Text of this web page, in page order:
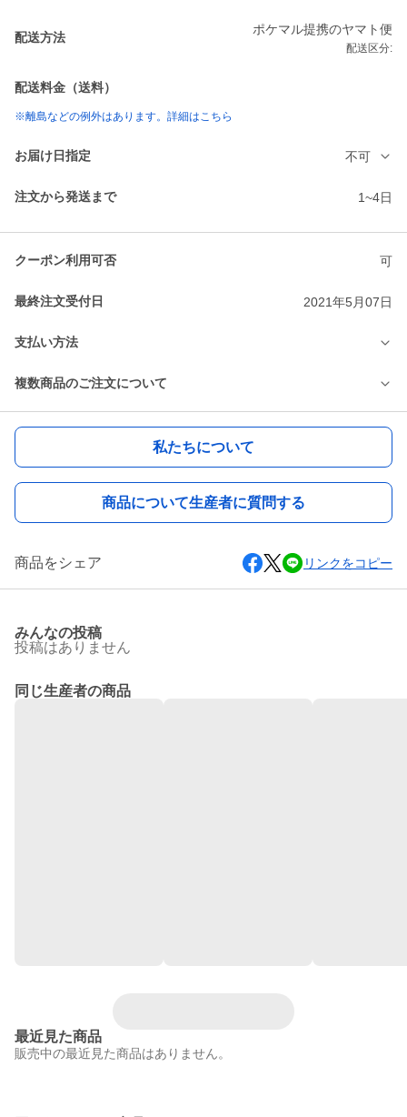
配送方法
ポケマル提携のヤマト便
配送区分:
配送料金（送料）
※離島などの例外はあります。詳細はこちら
お届け日指定 不可
注文から発送まで 1~4日
クーポン利用可否 可
最終注文受付日 2021年5月07日
支払い方法
複数商品のご注文について
私たちについて
商品について生産者に質問する
商品をシェア リンクをコピー
みんなの投稿
投稿はありません
同じ生産者の商品
最近見た商品
販売中の最近見た商品はありません。